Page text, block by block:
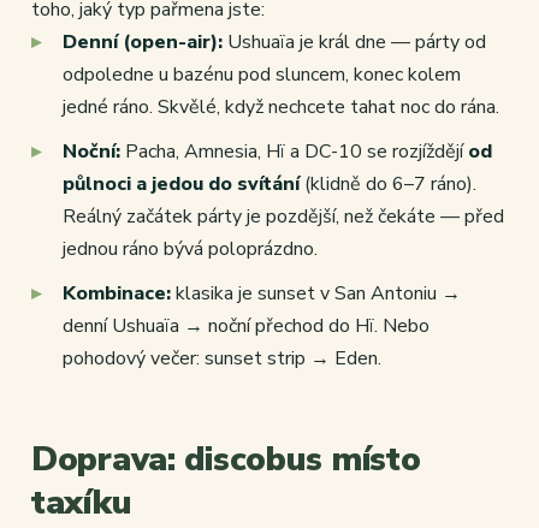
toho, jaký typ pařmena jste:
Denní (open-air): Ushuaïa je král dne — párty od
odpoledne u bazénu pod sluncem, konec kolem
jedné ráno. Skvělé, když nechcete tahat noc do rána.
Noční: Pacha, Amnesia, Hï a DC-10 se rozjíždějíod
půlnoci a jedou do svítání(klidně do 6–7 ráno).
Reálný začátek párty je pozdější, než čekáte — před
jednou ráno bývá poloprázdno.
Kombinace:klasika je sunset v San Antoniu →
denní Ushuaïa → noční přechod do Hï. Nebo
pohodový večer: sunset strip → Eden.
Doprava: discobus místo
taxíku